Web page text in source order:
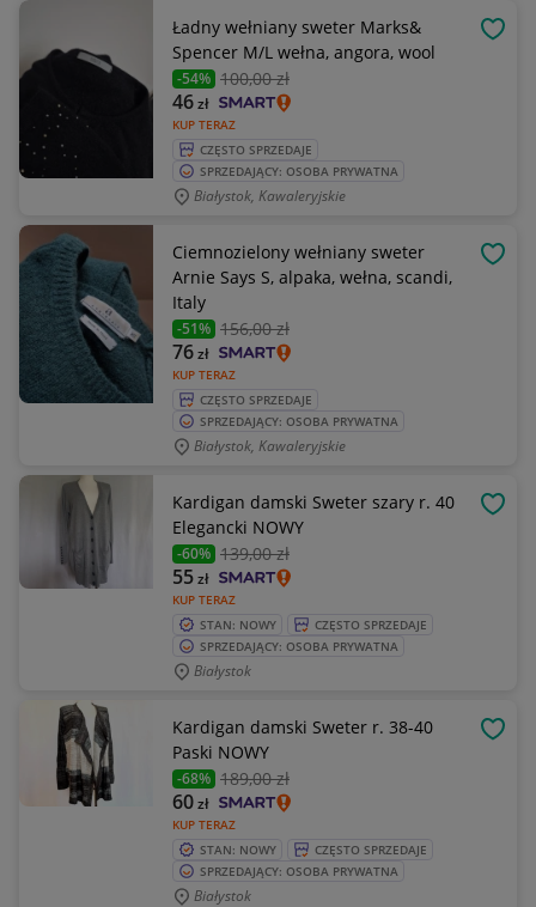
Ładny wełniany sweter Marks&
Spencer M/L wełna, angora, wool
-54% 100,00 zł
KUP TERAZ
46zł
CZĘSTO SPRZEDAJE
SPRZEDAJĄCY: OSOBA PRYWATNA
Białystok, Kawaleryjskie
Ciemnozielony wełniany sweter
Arnie Says S, alpaka, wełna, scandi,
Italy
-51% 156,00 zł
KUP TERAZ
76zł
CZĘSTO SPRZEDAJE
SPRZEDAJĄCY: OSOBA PRYWATNA
Białystok, Kawaleryjskie
Kardigan damski Sweter szary r. 40
Elegancki NOWY
-60% 139,00 zł
KUP TERAZ
55zł
STAN: NOWY
CZĘSTO SPRZEDAJE
SPRZEDAJĄCY: OSOBA PRYWATNA
Białystok
Kardigan damski Sweter r. 38-40
Paski NOWY
-68% 189,00 zł
KUP TERAZ
60zł
STAN: NOWY
CZĘSTO SPRZEDAJE
SPRZEDAJĄCY: OSOBA PRYWATNA
Białystok